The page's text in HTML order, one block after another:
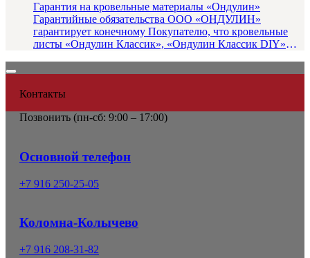
Гарантия на кровельные материалы «Ондулин»
Гарантийные обязательства ООО «ОНДУЛИН»
гарантирует конечному Покупателю, что кровельные
листы «Ондулин Классик», «Ондулин Классик DIY»
Контакты
Позвонить (пн-сб: 9:00 – 17:00)
Основной телефон
+7 916 250-25-05
Коломна-Колычево
+7 916 208-31-82